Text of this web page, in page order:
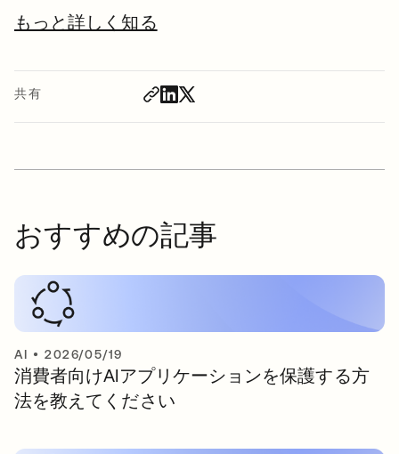
共有
もっと詳しく知る
おすすめの記事
AI •2026/05/19
消費者向けAIアプリケーションを保護する方
法を教えてください